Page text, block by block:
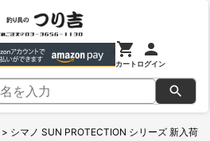
カートログイン
> シマノ SUN PROTECTION シリーズ 新入荷